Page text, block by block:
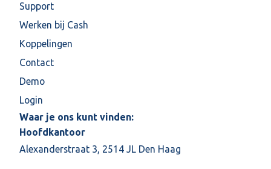
Support
Werken bij Cash
Koppelingen
Contact
Demo
Login
Waar je ons kunt vinden:
Hoofdkantoor
Alexanderstraat 3, 2514 JL Den Haag